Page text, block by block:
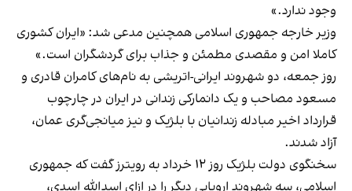
وجود ندارد.»
وزیر خارجه جمهوری اسلامی همچنین مدعی شد: «ایران کشوری
کاملا امن و مقصدی مطمئن و جذاب برای گردشگران است.»
روز جمعه، دو شهروند ایرانی-اتریشی به نام‌های کامران قادری و
مسعود مصاحب و یک دانمارکی زندانی در ایران در چارچوب
قرارداد اخیر مبادله زندانیان با بلژیک و نیز میانجی‌گری عمان،
آزاد شدند.
سخنگوی دولت بلژیک روز ۱۲ خرداد به رویترز گفت که جمهوری
اسلامی، سه شهروند اروپایی دیگر را در ازای اسدالله اسدی،